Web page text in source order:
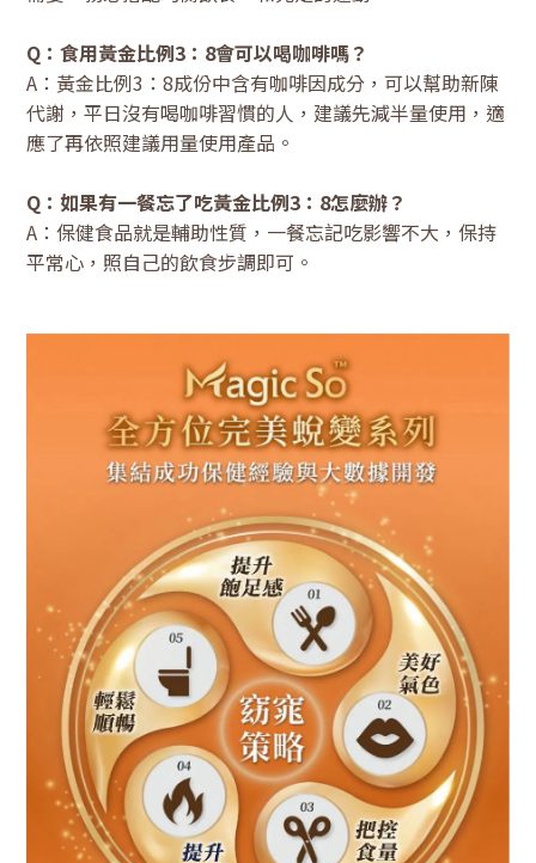
Q：食用黃金比例3：8會可以喝咖啡嗎？
A：黃金比例3：8成份中含有咖啡因成分，可以幫助新陳
代謝，平日沒有喝咖啡習慣的人，建議先減半量使用，適
應了再依照建議用量使用產品。
Q：如果有一餐忘了吃黃金比例3：8怎麼辦？
A：保健食品就是輔助性質，一餐忘記吃影響不大，保持
平常心，照自己的飲食步調即可。